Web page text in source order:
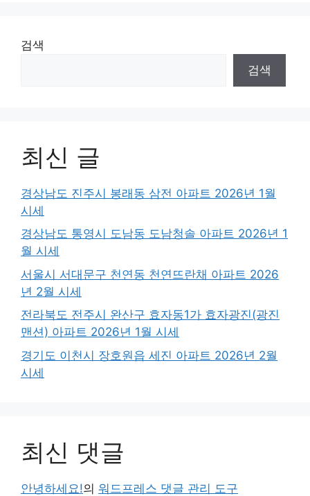
검색
검색
최신 글
경상남도 진주시 봉래동 삼전 아파트 2026년 1월
시세
경상남도 통영시 도남동 도남청솔 아파트 2026년 1
월 시세
서울시 서대문구 천연동 천연뜨란채 아파트 2026
년 2월 시세
전라북도 전주시 완산구 효자동1가 효자광진(광진
맨션) 아파트 2026년 1월 시세
경기도 이천시 장호원읍 세진 아파트 2026년 2월
시세
최신 댓글
안녕하세요!의 워드프레스 댓글 관리 도구